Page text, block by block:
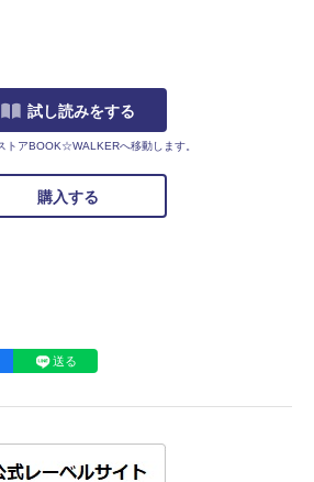
試し読みをする
トアBOOK☆WALKERへ移動します。
購入する
送る